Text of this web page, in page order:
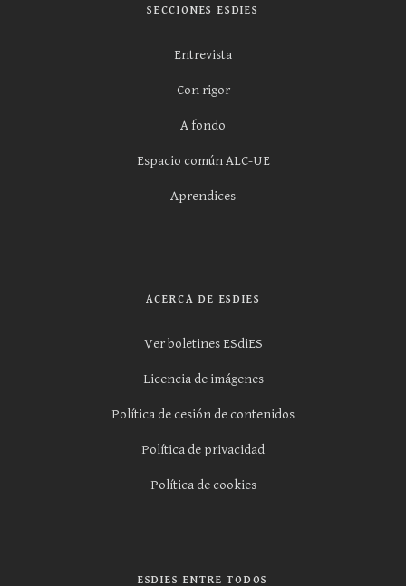
SECCIONES ESDIES
Entrevista
Con rigor
A fondo
Espacio común ALC-UE
Aprendices
ACERCA DE ESDIES
Ver boletines ESdiES
Licencia de imágenes
Política de cesión de contenidos
Política de privacidad
Política de cookies
ESDIES ENTRE TODOS